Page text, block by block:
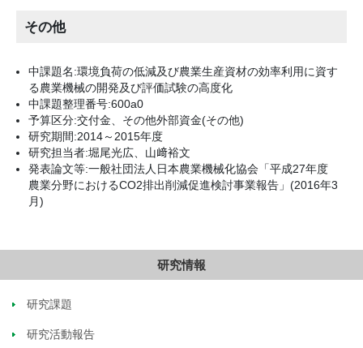
その他
中課題名:環境負荷の低減及び農業生産資材の効率利用に資す
る農業機械の開発及び評価試験の高度化
中課題整理番号:600a0
予算区分:交付金、その他外部資金(その他)
研究期間:2014～2015年度
研究担当者:堀尾光広、山﨑裕文
発表論文等:一般社団法人日本農業機械化協会「平成27年度
農業分野におけるCO2排出削減促進検討事業報告」(2016年3
月)
研究情報
研究課題
研究活動報告